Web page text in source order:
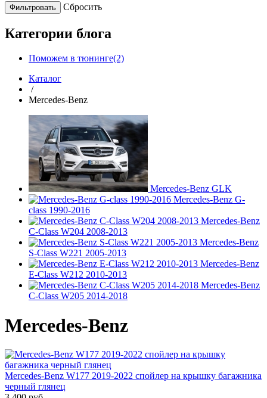
Сбросить
Категории блога
Поможем в тюнинге(2)
Каталог
/
Mercedes-Benz
Mercedes-Benz GLK
Mercedes-Benz G-
class 1990-2016
Mercedes-Benz
C-Class W204 2008-2013
Mercedes-Benz
S-Class W221 2005-2013
Mercedes-Benz
E-Class W212 2010-2013
Mercedes-Benz
C-Class W205 2014-2018
Mercedes-Benz
Mercedes-Benz W177 2019-2022 спойлер на крышку багажника
черный глянец